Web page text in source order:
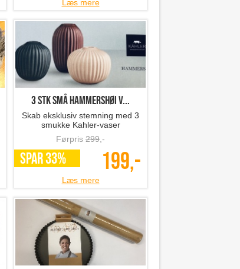
Læs mere
3 stk små Hammershøi v...
Skab eksklusiv stemning med 3
smukke Kahler-vaser
Førpris 299 ,-
SPAR 33% 199,-
Læs mere